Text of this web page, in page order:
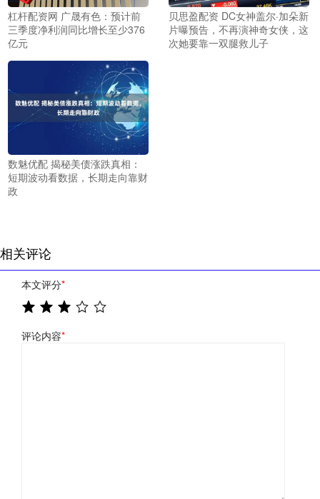
杠杆配资网 广晟有色：预计前
三季度净利润同比增长至少376
亿元
贝思盈配资 DC女神盖尔·加朵新
片曝预告，不再演神奇女侠，这
次她要靠一双腿救儿子
数魅优配 揭秘美债涨跌真相：
短期波动看数据，长期走向靠财
政
相关评论
本文评分*
评论内容*